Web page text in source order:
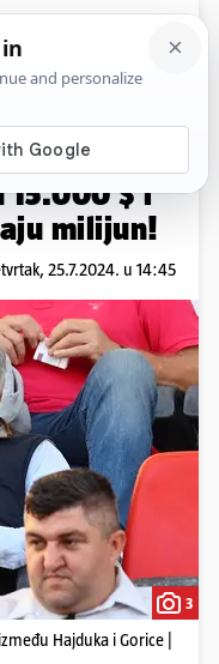
Komentari
'prešao
15.000 $ i
milijun!
25.7.2024. u 14:45
3
Hajduka i Gorice |